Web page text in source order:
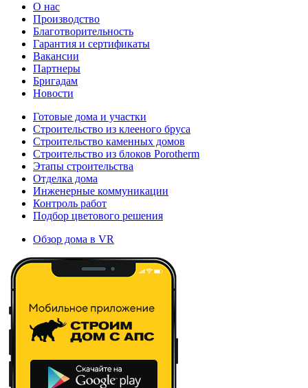
О нас
Производство
Благотворительность
Гарантия и сертификаты
Вакансии
Партнеры
Бригадам
Новости
Готовые дома и участки
Строительство из клееного бруса
Строительство каменных домов
Строительство из блоков Porotherm
Этапы строительства
Отделка дома
Инженерные коммуникации
Контроль работ
Подбор цветового решения
Обзор дома в VR